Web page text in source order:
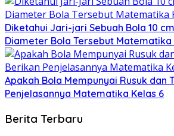
Diketahui Jari-jari Sebuah Bola 10
Diameter Bola Tersebut Matematika
Apakah Bola Mempunyai Rusuk dan
Penjelasannya Matematika Kelas 6
Berita Terbaru